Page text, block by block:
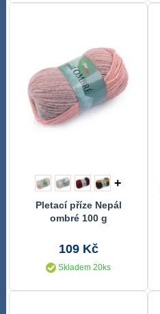
+
Pletací příze Nepál
ombré 100 g
109 Kč
Skladem 20ks